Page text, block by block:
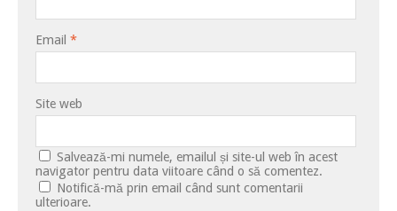
Email *
Site web
Salvează-mi numele, emailul și site-ul web în acest
navigator pentru data viitoare când o să comentez.
Notifică-mă prin email când sunt comentarii
ulterioare.